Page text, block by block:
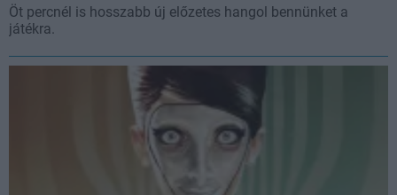
Öt percnél is hosszabb új előzetes hangol bennünket a
játékra.